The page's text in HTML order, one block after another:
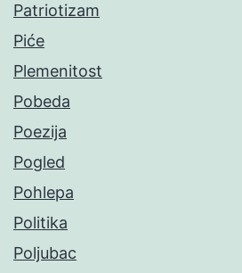
Patriotizam
Piće
Plemenitost
Pobeda
Poezija
Pogled
Pohlepa
Politika
Poljubac